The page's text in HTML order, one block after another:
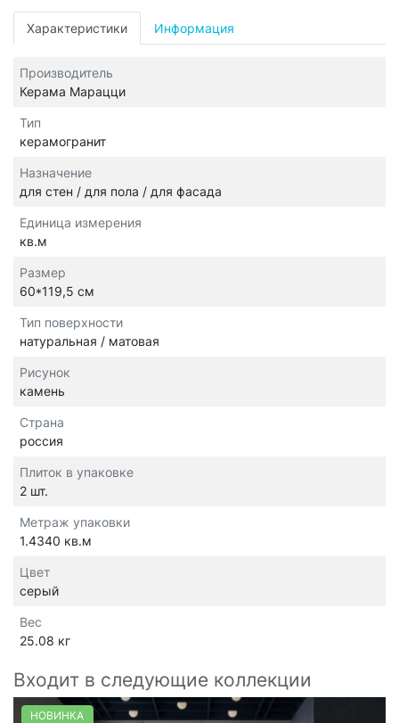
Характеристики Информация
Производитель
Керама Марацци
Тип
керамогранит
Назначение
для стен / для пола / для фасада
Единица измерения
кв.м
Размер
60*119,5 см
Тип поверхности
натуральная / матовая
Рисунок
камень
Страна
россия
Плиток в упаковке
2 шт.
Метраж упаковки
1.4340 кв.м
Цвет
серый
Вес
25.08 кг
Входит в следующие коллекции
НОВИНКА